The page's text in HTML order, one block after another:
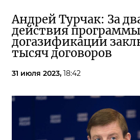
Андрей Турчак: За
действия
догазификации
тысяч договоров
31 июля 2023, 18:42